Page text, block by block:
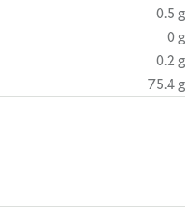
0.5 g
0 g
0.2 g
75.4 g